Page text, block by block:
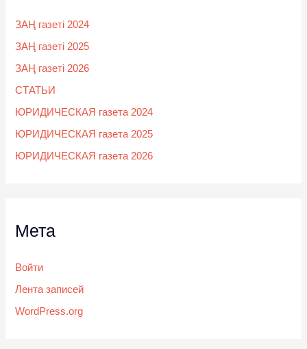
ЗАҢ газеті 2024
ЗАҢ газеті 2025
ЗАҢ газеті 2026
СТАТЬИ
ЮРИДИЧЕСКАЯ газета 2024
ЮРИДИЧЕСКАЯ газета 2025
ЮРИДИЧЕСКАЯ газета 2026
Мета
Войти
Лента записей
WordPress.org